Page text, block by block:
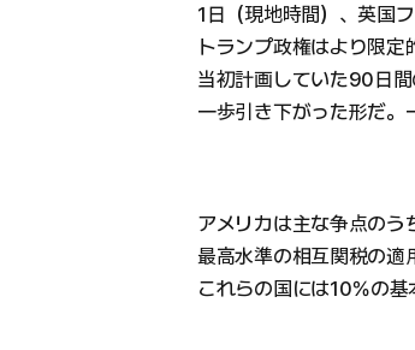
1日（現地時間）、英国
トランプ政権はより限定
当初計画していた90日
一歩引き下がった形だ。
アメリカは主な争点のう
最高水準の相互関税の適
これらの国には10％の